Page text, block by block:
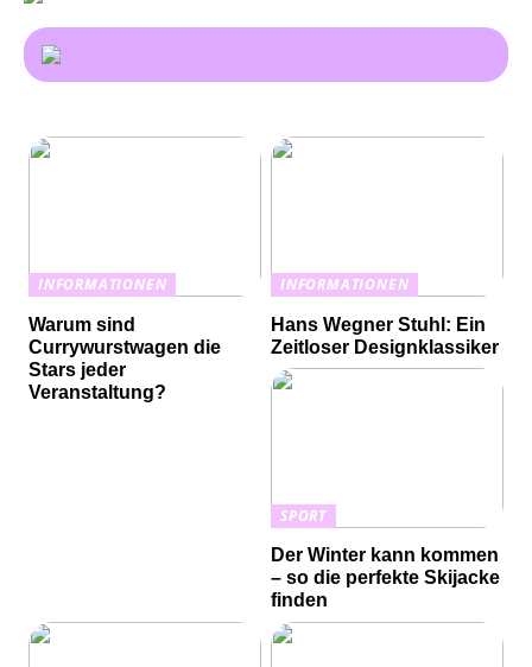
INFORMATIONEN
Warum sind
Currywurstwagen die
Stars jeder
Veranstaltung?
INFORMATIONEN
Hans Wegner Stuhl: Ein
Zeitloser Designklassiker
SPORT
Der Winter kann kommen
– so die perfekte Skijacke
finden